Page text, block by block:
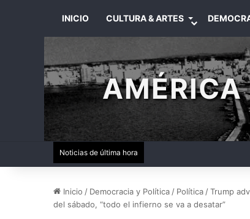
INICIO CULTURA & ARTES
AMÉRICA
Noticias de última hora
Inicio / Democracia y Política / Política /Trump
del sábado, “todo el infierno se va a desatar”